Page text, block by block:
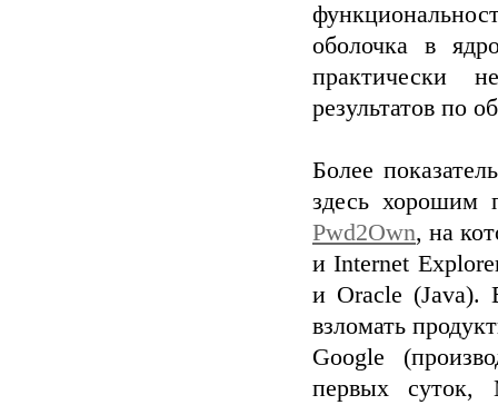
оболочка в
практически
результатов по
Более
здесь хорошим
Pwd2Own, на
и Internet
и Oracle (Java).
взломать
Google
первых суток,